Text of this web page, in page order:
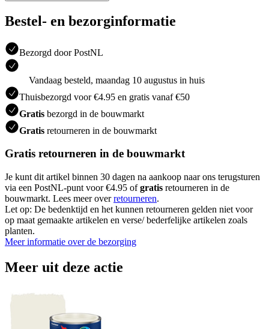
Bestel- en bezorginformatie
Bezorgd door PostNL
Vandaag besteld, maandag 10 augustus in huis
Thuisbezorgd voor €4.95 en gratis vanaf €50
Gratis bezorgd in de bouwmarkt
Gratis retourneren in de bouwmarkt
Gratis retourneren in de bouwmarkt
Je kunt dit artikel binnen 30 dagen na aankoop naar ons terugsturen
via een PostNL-punt voor €4.95 ofgratis retourneren in de
bouwmarkt. Lees meer overretourneren.
Let op: De bedenktijd en het kunnen retourneren gelden niet voor
op maat gemaakte artikelen en verse/ bederfelijke artikelen zoals
planten.
Meer informatie over de bezorging
Meer uit deze actie